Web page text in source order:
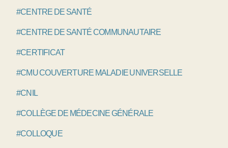
#CENTRE DE SANTÉ
#CENTRE DE SANTÉ COMMUNAUTAIRE
#CERTIFICAT
#CMU COUVERTURE MALADIE UNIVERSELLE
#CNIL
#COLLÈGE DE MÉDECINE GÉNÉRALE
#COLLOQUE